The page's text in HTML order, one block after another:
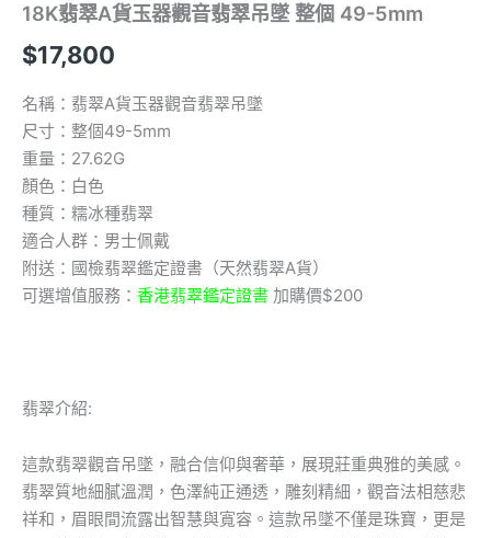
18K翡翠A貨玉器觀音翡翠吊墜 整個 49-5mm
$17,800
名稱：翡翠A貨玉器觀音翡翠吊墜
尺寸：整個49-5mm
重量：27.62G
顏色：白色
種質：糯冰種翡翠
適合人群：男士佩戴
附送：國檢翡翠鑑定證書（天然翡翠A貨）
可選增值服務： 香港翡翠鑑定證書 加購價$200
翡翠介紹:
這款翡翠觀音吊墜，融合信仰與奢華，展現莊重典雅的美感。
翡翠質地細膩溫潤，色澤純正通透，雕刻精細，觀音法相慈悲
祥和，眉眼間流露出智慧與寬容。這款吊墜不僅是珠寶，更是